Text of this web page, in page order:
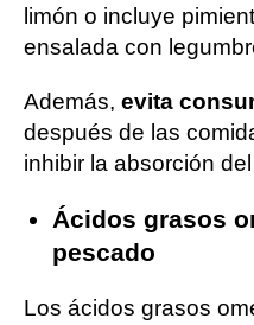
limón o incluye
ensalada con
Además, evita
después de las
inhibir la absorción
Ácidos grasos
pescado
Los ácidos grasos